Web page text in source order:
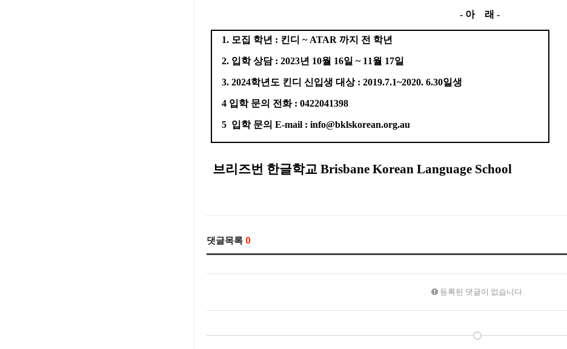
- 아 래 -
1. 모집 학년 : 킨디 ~ ATAR 까지 전 학년
2. 입학 상담: 2023년 10월 16일 ~ 11월 17일
3. 2024학년도 킨디 신입생 대상: 2019.7.1~2020. 6.30일생
4 입학 문의 전화: 0422041398
5 입학 문의 E-mail : info@bklskorean.org.au
브리즈번 한글학교 Brisbane Korean Language School
댓글목록 0
등록된 댓글이 없습니다.